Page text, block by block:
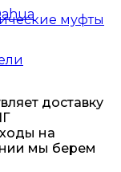
муфты
доставку
на
мы берем